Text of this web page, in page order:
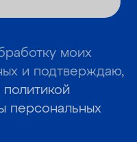
моих
и подтверждаю,
политикой
персональных